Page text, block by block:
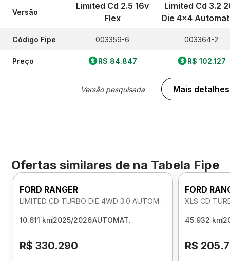
Versão
Código Fipe
Preço
Limited Cd 2.5 16v
Flex
003359-6
R$ 84.847
Versão pesquisada
Limited Cd 3.2
Die 4x4
003364-2
R$ 102.127
Mais detalhes
Ofertas similares de na Tabela Fipe
FORD RANGER
LIMITED CD TURBO DIE 4WD 3.0 AUTOMATICO
10.611 km2025/2026AUTOMAT.
R$ 330.290
FORD
XLS CD
45.932 km
R$